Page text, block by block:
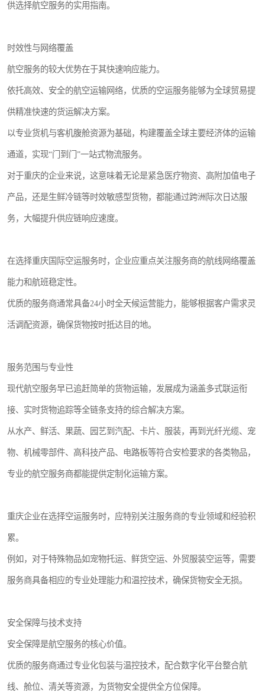
供选择航空服务的实用指南。
时效性与网络覆盖
航空服务的较大优势在于其快速响应能力。
依托高效、安全的航空运输网络，优质的空运服务能够为全球贸易提
供精准快速的货运解决方案。
以专业货机与客机腹舱资源为基础，构建覆盖全球主要经济体的运输
通道，实现“门到门”一站式物流服务。
对于重庆的企业来说，这意味着无论是紧急医疗物资、高附加值电子
产品，还是生鲜冷链等时效敏感型货物，都能通过跨洲际次日达服
务，大幅提升供应链响应速度。
在选择重庆国际空运服务时，企业应重点关注服务商的航线网络覆盖
能力和航班稳定性。
优质的服务商通常具备24小时全天候运营能力，能够根据客户需求灵
活调配资源，确保货物按时抵达目的地。
服务范围与专业性
现代航空服务早已追赶简单的货物运输，发展成为涵盖多式联运衔
接、实时货物追踪等全链条支持的综合解决方案。
从水产、鲜活、果蔬、园艺到汽配、卡片、服装，再到光纤光缆、宠
物、机械零部件、高科技产品、电路板等符合安检要求的各类物品，
专业的航空服务商都能提供定制化运输方案。
重庆企业在选择空运服务时，应特别关注服务商的专业领域和经验积
累。
例如，对于特殊物品如宠物托运、鲜货空运、外贸服装空运等，需要
服务商具备相应的专业处理能力和温控技术，确保货物安全无损。
安全保障与技术支持
安全保障是航空服务的核心价值。
优质的服务商通过专业化包装与温控技术，配合数字化平台整合航
线、舱位、清关等资源，为货物安全提供全方位保障。